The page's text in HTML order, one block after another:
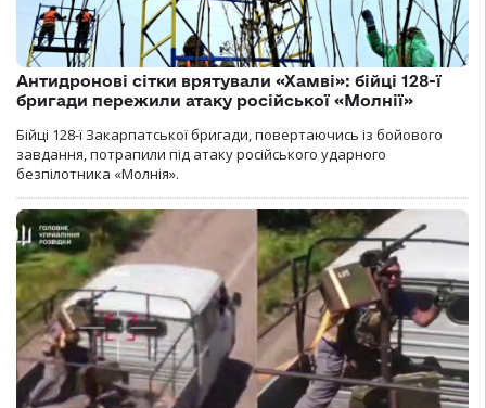
Антидронові сітки врятували «Хамві»: бійці 128-ї
бригади пережили атаку російської «Молнії»
Бійці 128-ї Закарпатської бригади, повертаючись із бойового
завдання, потрапили під атаку російського ударного
безпілотника «Молнія».